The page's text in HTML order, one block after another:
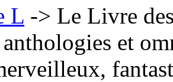
L
Le Livre
et